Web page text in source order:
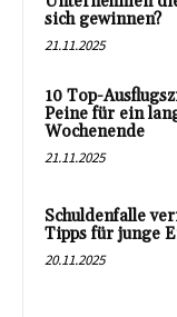
sich gewinnen?
21.11.2025
10 Top-
Peine für ein
Wochenende
21.11.2025
Schuldenfalle
Tipps für junge
20.11.2025